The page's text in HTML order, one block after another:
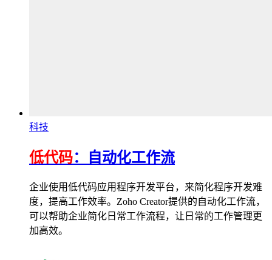
科技
低代码：自动化工作流
企业使用低代码应用程序开发平台，来简化程序开发难
度，提高工作效率。Zoho Creator提供的自动化工作流，
可以帮助企业简化日常工作流程，让日常的工作管理更
加高效。